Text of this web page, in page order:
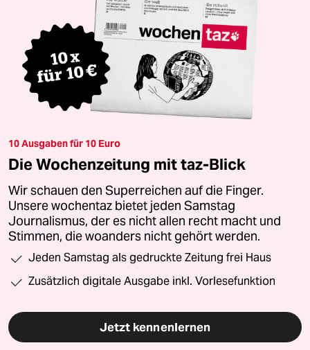
10 Ausgaben für 10 Euro
Die Wochenzeitung mit taz-Blick
Wir schauen den Superreichen auf die Finger.
Unsere wochentaz bietet jeden Samstag
Journalismus, der es nicht allen recht macht und
Stimmen, die woanders nicht gehört werden.
Jeden Samstag als gedruckte Zeitung frei Haus
Zusätzlich digitale Ausgabe inkl. Vorlesefunktion
Jetzt kennenlernen